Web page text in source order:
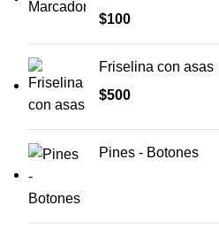
$100
Friselina con asas
$500
Pines - Botones